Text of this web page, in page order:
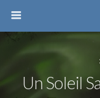
Un Soleil